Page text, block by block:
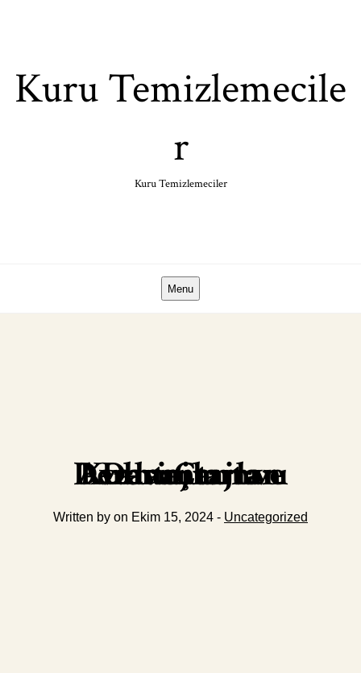
Kuru Temizlemecile
r
Kuru Temizlemeciler
Menu
Deri Çanta Kullanımının Avantajları ve Dezavantajları
Written by on Ekim 15, 2024 - Uncategorized